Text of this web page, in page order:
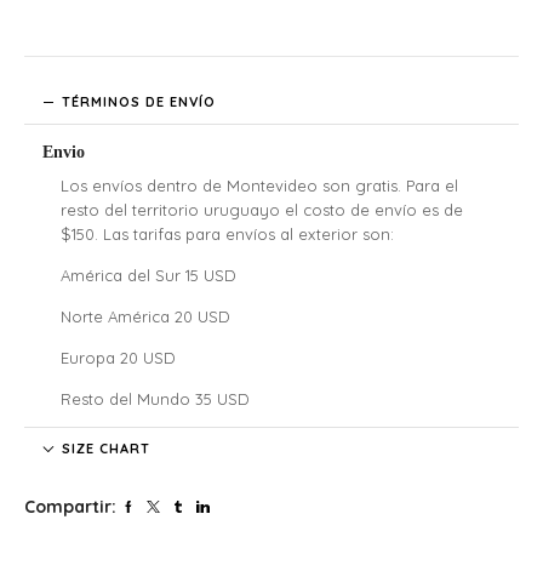
TÉRMINOS DE ENVÍO
Envio
Los envíos dentro de Montevideo son gratis. Para el
resto del territorio uruguayo el costo de envío es de
$150. Las tarifas para envíos al exterior son:
América del Sur 15 USD
Norte América 20 USD
Europa 20 USD
Resto del Mundo 35 USD
Denali no se hace responsable por las regulaciones
responsables por los costos y atrasos que estos puedan
SIZE CHART
Compartir: